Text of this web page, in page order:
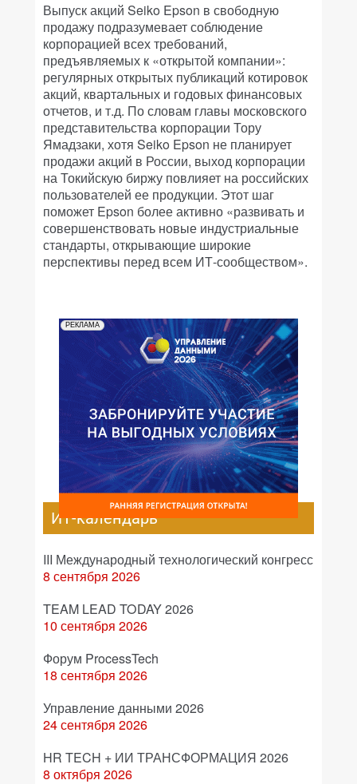
Выпуск акций Seiko Epson в свободную
продажу подразумевает соблюдение
корпорацией всех требований,
предъявляемых к «открытой компании»:
регулярных открытых публикаций котировок
акций, квартальных и годовых финансовых
отчетов, и т.д. По словам главы московского
представительства корпорации Тору
Ямадзаки, хотя Seiko Epson не планирует
продажи акций в России, выход корпорации
на Токийскую биржу повлияет на российских
пользователей ее продукции. Этот шаг
поможет Epson более активно «развивать и
совершенствовать новые индустриальные
стандарты, открывающие широкие
перспективы перед всем ИТ-сообществом».
РЕКЛАМА
ИТ-календарь
III Международный технологический конгресс
8 сентября 2026
TEAM LEAD TODAY 2026
10 сентября 2026
Форум ProcessTech
18 сентября 2026
Управление данными 2026
24 сентября 2026
HR TECH + ИИ ТРАНСФОРМАЦИЯ 2026
8 октября 2026